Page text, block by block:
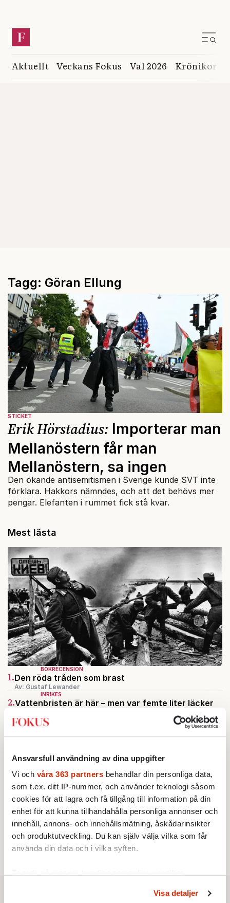
Ansvarsfull användning av dina uppgifter
Vi och våra 363 partners behandlar din personliga data,
som t.ex. ditt IP-nummer, och använder teknologi såsom
cookies för att lagra och få tillgång till information på din
enhet för att kunna tillhandahålla personliga annonser och
innehåll, annons- och innehållsmätning, åskådarinsikter
och produktutveckling. Du kan själv välja vilka som får
använda din data och i vilka syften.
Du kan ändra eller dra tillbaka ditt samtycke när som
Visa detaljer
Aktuellt Veckans Fokus Val 2026 Krönikor
Tagg: Göran Ellung
STICKET
Erik Hörstadius: Importerar man
Mellanöstern får man
Mellanöstern, sa ingen
Den ökande antisemitismen i Sverige kunde SVT inte
förklara. Hakkors nämndes, och att det behövs mer
pengar. Elefanten i rummet fick stå kvar.
Mest lästa
BOKRECENSION
1.Den röda tråden som brast
Av: Gustaf Lewander
INRIKES
2.Vattenbristen är här – men var femte liter läcker
Av: Susanne Gäre
3.Frans Wachtmeister:Ja, AC är ett hot mot den
KRÖNIKA
Nina Lekander:
På ”Kommunisthögskolan” drömde
alla om att vara arbetarklass
STICKET
5.Bitte Assarmo:Sagan om den lågbegåvade
ursprungsbefolkningen i Filipstad
KRÖNIKA
6.Sakine Madon:Efter islamistdådet oroar sig
vänstern för Agnes Wold